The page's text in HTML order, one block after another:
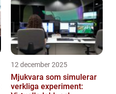
12 december 2025
Mjukvara som simulerar
verkliga experiment: